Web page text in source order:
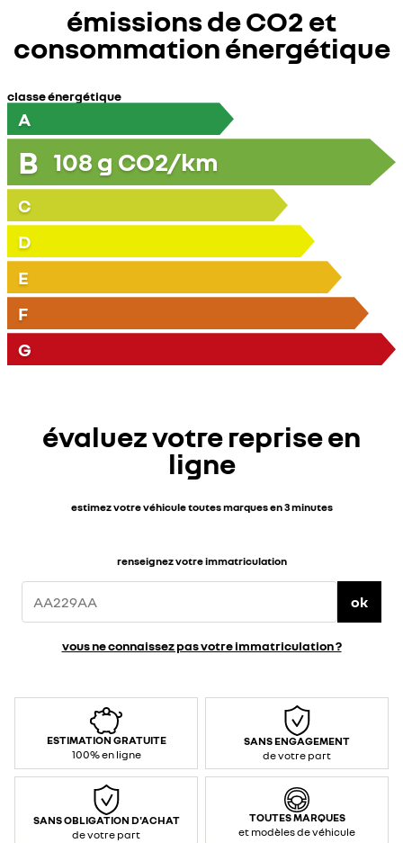
émissions de CO2 et
consommation énergétique
classe énergétique
A
B 108 g CO2/km
C
D
E
F
G
évaluez votre reprise en
ligne
estimez votre véhicule toutes marques en 3 minutes
renseignez votre immatriculation
ok
vous ne connaissez pas votre immatriculation ?
ESTIMATION GRATUITE
100% en ligne
SANS ENGAGEMENT
de votre part
SANS OBLIGATION D'ACHAT
de votre part
TOUTES MARQUES
et modèles de véhicule